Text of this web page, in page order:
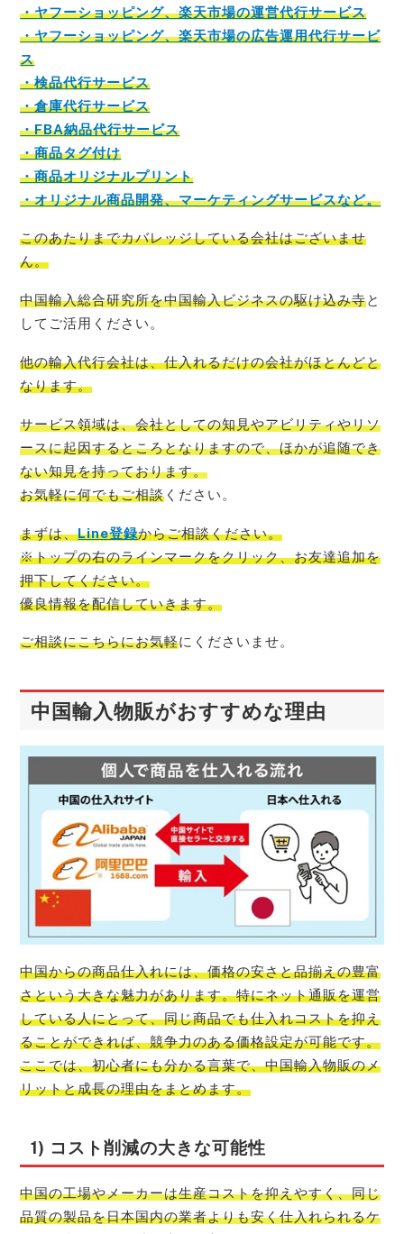
・ヤフーショッピング、楽天市場の運営代行サービス
・ヤフーショッピング、楽天市場の広告運用代行サービ
ス
・検品代行サービス
・倉庫代行サービス
・FBA納品代行サービス
・商品タグ付け
・商品オリジナルプリント
・オリジナル商品開発、マーケティングサービスなど。
このあたりまでカバレッジしている会社はございませ
ん。
中国輸入総合研究所を中国輸入ビジネスの駆け込み寺と
してご活用ください。
他の輸入代行会社は、仕入れるだけの会社がほとんどと
なります。
サービス領域は、会社としての知見やアビリティやリソ
ースに起因するところとなりますので、ほかが追随でき
ない知見を持っております。
お気軽に何でもご相談 ください。
まずは、Line登録からご相談ください。
※トップの右のラインマークをクリック、お友達追加を
押下してください。
優良情報を配信していきます。
ご相談にこちらにお気軽にくださいませ。
中国輸入物販がおすすめな理由
中国からの商品仕入れには、価格の安さと品揃えの豊富
さという大きな魅力があります。特にネット通販を運営
している人にとって、同じ商品でも仕入れコストを抑え
ることができれば、競争力のある価格設定が可能です。
ここでは、初心者にも分かる言葉で、中国輸入物販のメ
リットと成長の理由をまとめます。
1) コスト削減の大きな可能性
中国の工場やメーカーは生産コストを抑えやすく、同じ
品質の製品を日本国内の業者よりも安く仕入れられるケ